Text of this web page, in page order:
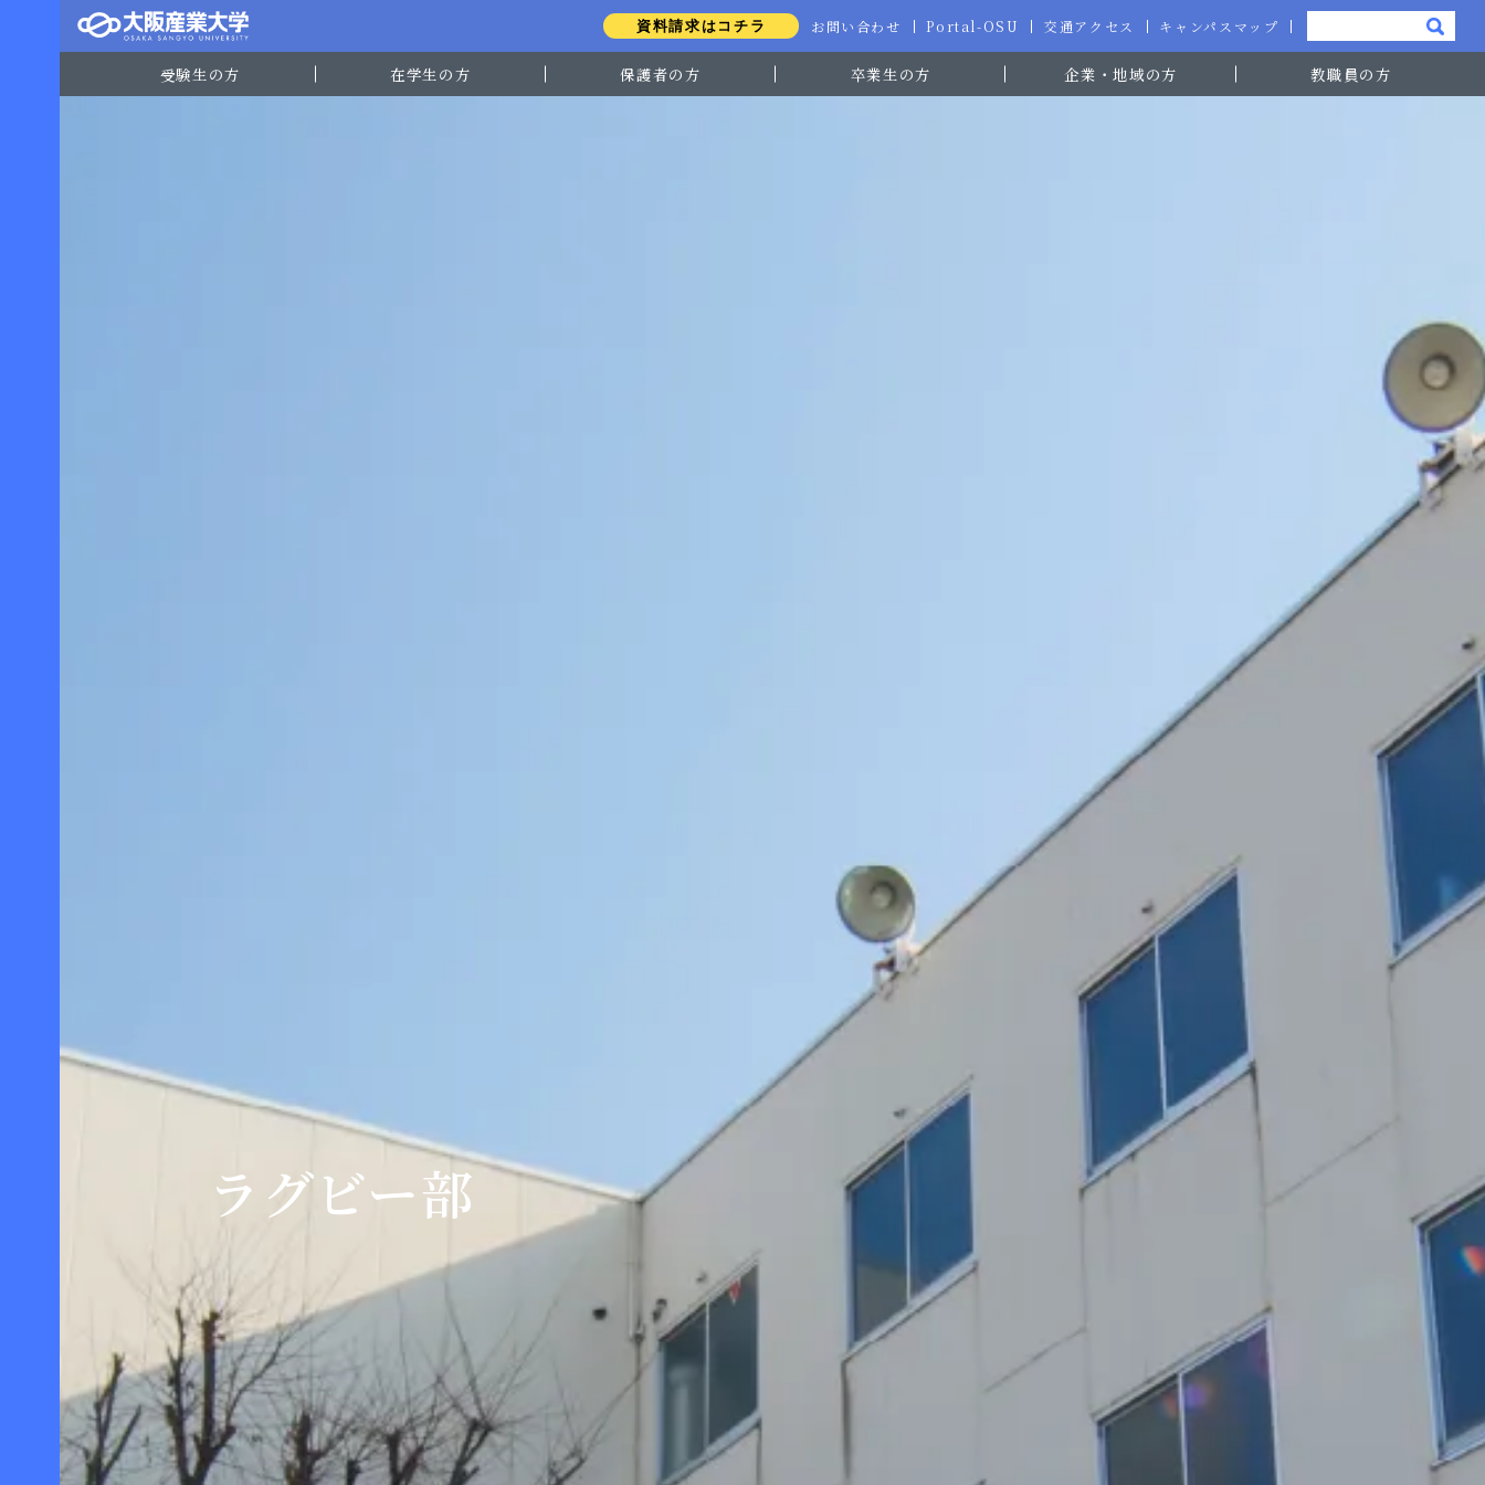
資料請求はコチラ お問い合わせ Portal-OSU 交通アクセス キャンパスマップ
受験生の方 在学生の方 保護者の方 卒業生の方 企業・地域の方 教職員の方
ラグビー部